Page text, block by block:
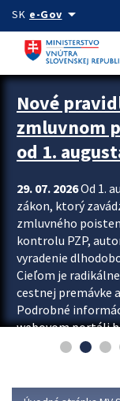
Preskocit na hlavný
SK e-Govarrow_drop_down
Zastavit automatický
Nové
zmluvnom
od 1.
29. 07. 2026Od 1.
zákon, ktorý
zmluvného
kontrolu PZP,
vyradenie
Cieľom je
cestnej premávke
Podrobné
webovom portáli
ktorom od